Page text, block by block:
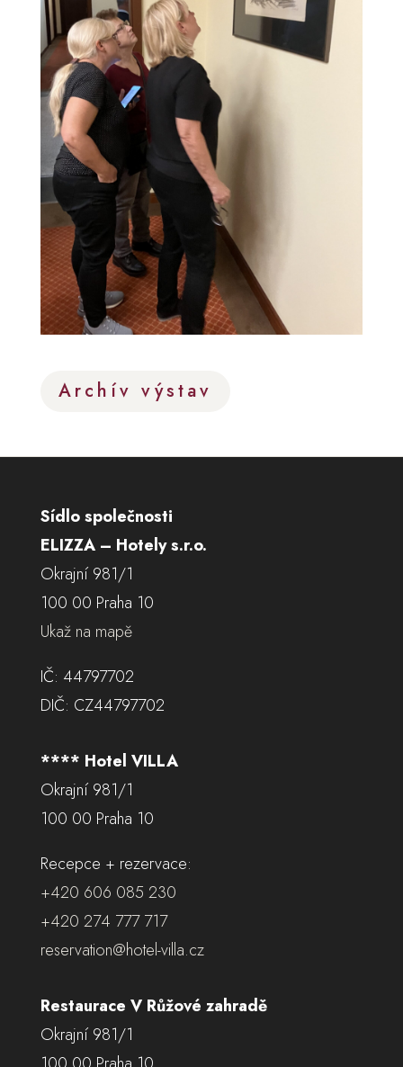
Archív výstav
Sídlo společnosti
ELIZZA – Hotely s.r.o.
Okrajní 981/1
100 00 Praha 10
Ukaž na mapě
IČ: 44797702
DIČ: CZ44797702
**** Hotel VILLA
Okrajní 981/1
100 00 Praha 10
Recepce + rezervace:
+420 606 085 230
+420 274 777 717
reservation@hotel-villa.cz
Restaurace V Růžové zahradě
Okrajní 981/1